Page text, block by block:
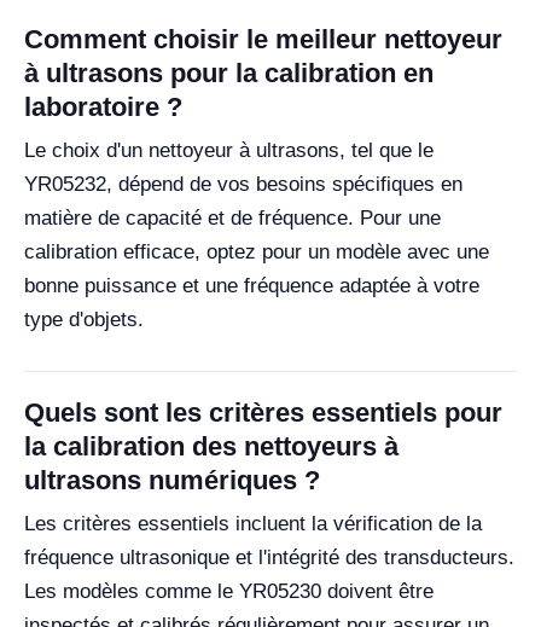
Comment choisir le meilleur nettoyeur
à ultrasons pour la calibration en
laboratoire ?
Le choix d'un nettoyeur à ultrasons, tel que le
YR05232, dépend de vos besoins spécifiques en
matière de capacité et de fréquence. Pour une
calibration efficace, optez pour un modèle avec une
bonne puissance et une fréquence adaptée à votre
type d'objets.
Quels sont les critères essentiels pour
la calibration des nettoyeurs à
ultrasons numériques ?
Les critères essentiels incluent la vérification de la
fréquence ultrasonique et l'intégrité des transducteurs.
Les modèles comme le YR05230 doivent être